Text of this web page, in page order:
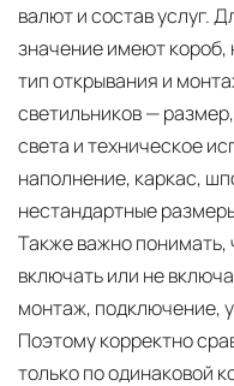
валют и состав услуг.
значение имеют
тип открывания и
светильников —
света и техническое
наполнение, каркас,
нестандартные
Также важно
включать или не
монтаж, подключение,
Поэтому корректно
только по одинаковой